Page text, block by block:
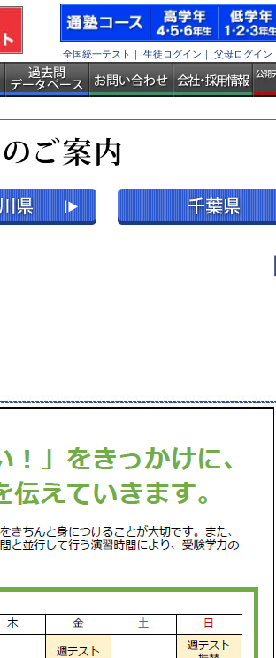
全国統一テスト ｜ 生徒ログイン ｜ 父母ログイン